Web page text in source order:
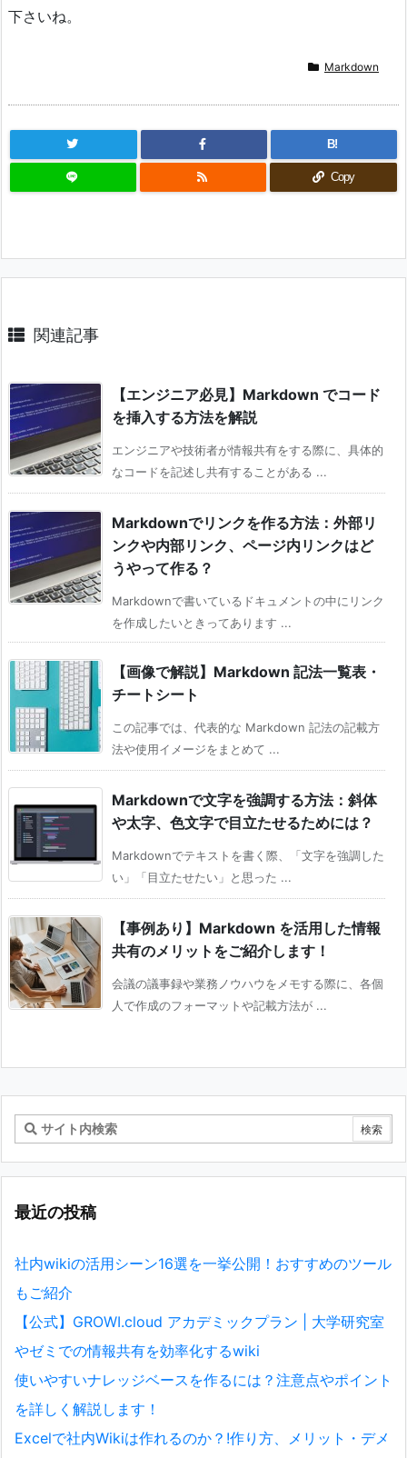
下さいね。
Markdown
B!
Copy
関連記事
【エンジニア必見】Markdown でコード
を挿入する方法を解説
エンジニアや技術者が情報共有をする際に、具体的
なコードを記述し共有することがある ...
Markdownでリンクを作る方法：外部リ
ンクや内部リンク、ページ内リンクはど
うやって作る？
Markdownで書いているドキュメントの中にリンク
を作成したいときってあります ...
【画像で解説】Markdown 記法一覧表・
チートシート
この記事では、代表的な Markdown 記法の記載方
法や使用イメージをまとめて ...
Markdownで文字を強調する方法：斜体
や太字、色文字で目立たせるためには？
Markdownでテキストを書く際、「文字を強調した
い」「目立たせたい」と思った ...
【事例あり】Markdown を活用した情報
共有のメリットをご紹介します！
会議の議事録や業務ノウハウをメモする際に、各個
人で作成のフォーマットや記載方法が ...
最近の投稿
社内wikiの活用シーン16選を一挙公開！おすすめのツール
もご紹介
【公式】GROWI.cloud アカデミックプラン | 大学研究室
やゼミでの情報共有を効率化するwiki
使いやすいナレッジベースを作るには？注意点やポイント
を詳しく解説します！
Excelで社内Wikiは作れるのか？!作り方、メリット・デメ